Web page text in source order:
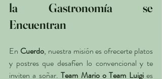
la Gastronomía se
Encuentran
En Cuerdo, nuestra misión es ofrecerte platos
y postres que desafíen lo convencional y te
inviten a soñar. Team Mario o Team Luigi es